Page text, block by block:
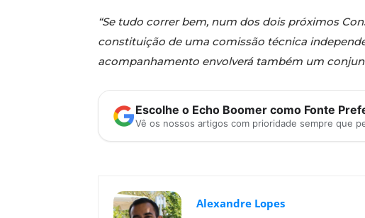
“Se tudo correr bem, num dos dois próximos
constituição de uma comissão técnica
acompanhamento envolverá também um
Escolhe o Echo Boomer como Fonte
Vê os nossos artigos com prioridade sempre que
Alexandre Lopes